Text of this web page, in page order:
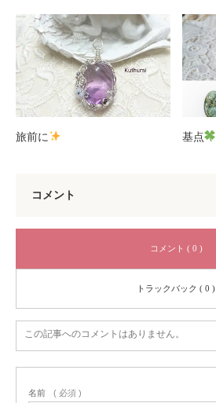
旅前に 基点
コメント
コメント ( 0 )
トラックバック ( 0 )
この記事へのコメントはありません。
名前 ( 必須 )